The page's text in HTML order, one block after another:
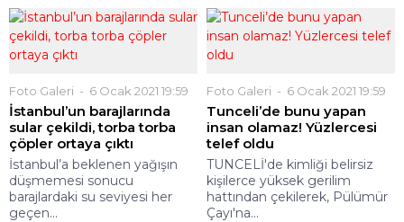
Foto Galeri 6 Ocak 2021 19:59
İstanbul’un barajlarında
sular çekildi, torba torba
çöpler ortaya çıktı
İstanbul’a beklenen yağışın
düşmemesi sonucu
barajlardaki su seviyesi her
geçen...
Foto Galeri 6 Ocak 2021 19:59
Tunceli’de bunu yapan
insan olamaz! Yüzlercesi
telef oldu
TUNCELİ'de kimliği belirsiz
kişilerce yüksek gerilim
hattından çekilerek, Pülümür
Çayı'na...